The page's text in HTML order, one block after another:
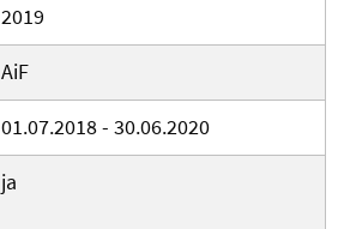
2019
AiF
01.07.2018 - 30.06.2020
ja